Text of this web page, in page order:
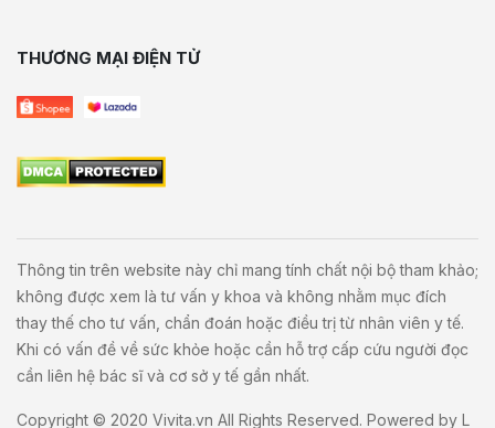
THƯƠNG MẠI ĐIỆN TỬ
Thông tin trên website này chỉ mang tính chất nội bộ tham khảo;
không được xem là tư vấn y khoa và không nhằm mục đích
thay thế cho tư vấn, chẩn đoán hoặc điều trị từ nhân viên y tế.
Khi có vấn đề về sức khỏe hoặc cần hỗ trợ cấp cứu người đọc
cần liên hệ bác sĩ và cơ sở y tế gần nhất.
Copyright © 2020 Vivita.vn All Rights Reserved. Powered by L